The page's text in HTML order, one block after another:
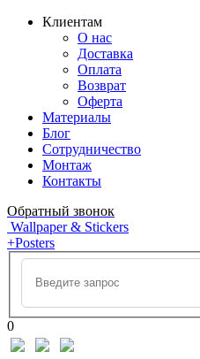
Клиентам
О нас
Доставка
Оплата
Возврат
Оферта
Материалы
Блог
Сотрудничество
Монтаж
Контакты
Обратный звонок
Wallpaper & Stickers
+Posters
0